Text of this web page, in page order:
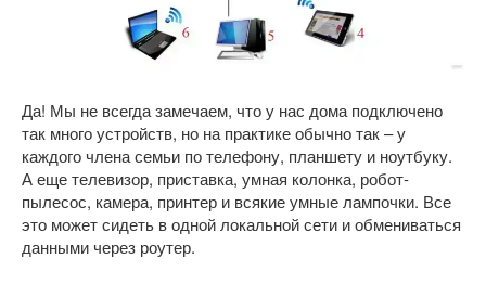
Да! Мы не всегда замечаем, что у нас дома подключено
так много устройств, но на практике обычно так – у
каждого члена семьи по телефону, планшету и ноутбуку.
А еще телевизор, приставка, умная колонка, робот-
пылесос, камера, принтер и всякие умные лампочки. Все
это может сидеть в одной локальной сети и обмениваться
данными через роутер.